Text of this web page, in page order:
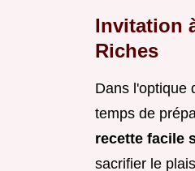
Invitation
Riches
Dans l'optique
temps de
recette facile
sacrifier le